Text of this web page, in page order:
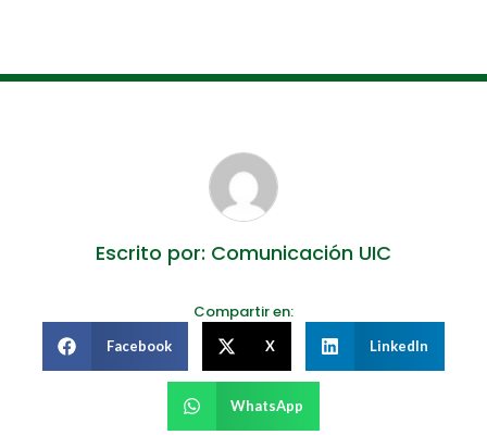
Escrito por: Comunicación UIC
Compartir en:
Facebook X LinkedIn
WhatsApp